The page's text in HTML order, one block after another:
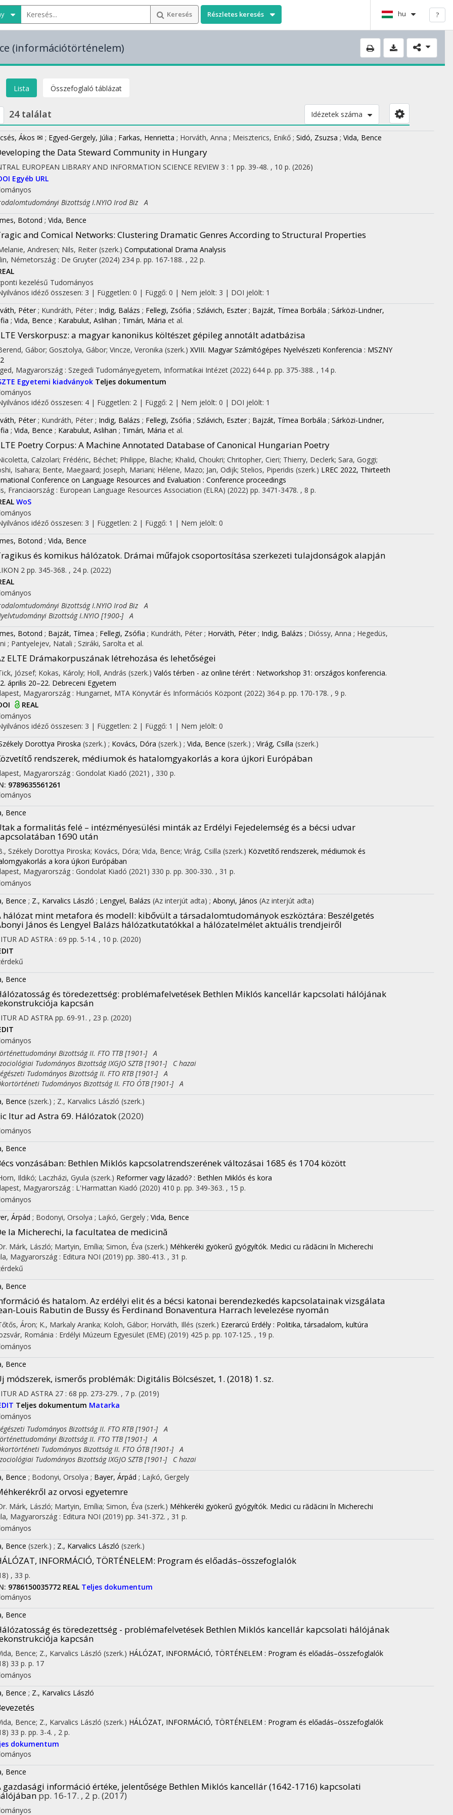
Keresés Részletes keresés hu ?
(információtörténelem)
Lista Összefoglaló táblázat
24 találat Idézetek száma
Ákos ✉ ; Egyed-Gergely, Júlia ; Farkas, Henrietta ; Horváth, Anna ; Meiszterics, Enikő ; Sidó, Zsuzsa ; Vida, Bence
the Data Steward Community in Hungary
EUROPEAN LIBRARY AND INFORMATION SCIENCE REVIEW 3 : 1 pp. 39-48. , 10 p. (2026)
Egyéb URL
Bizottság I.NYIO Irod Biz A
Botond ; Vida, Bence
and Comical Networks: Clustering Dramatic Genres According to Structural Properties
Andresen; Nils, Reiter (szerk.) Computational Drama Analysis
Németország : De Gruyter (2024) 234 p. pp. 167-188. , 22 p.
kezelésű Tudományos
idéző összesen: 3 | Független: 0 | Függő: 0 | Nem jelölt: 3 | DOI jelölt: 1
Péter ; Kundráth, Péter ; Indig, Balázs ; Fellegi, Zsófia ; Szlávich, Eszter ; Bajzát, Tímea Borbála ; Sárközi-Lindner,
; Vida, Bence ; Karabulut, Aslihan ; Timári, Mária et al.
Verskorpusz: a magyar kanonikus költészet gépileg annotált adatbázisa
Gábor; Gosztolya, Gábor; Vincze, Veronika (szerk.) XVIII. Magyar Számítógépes Nyelvészeti Konferencia : MSZNY
Magyarország : Szegedi Tudományegyetem, Informatikai Intézet (2022) 644 p. pp. 375-388. , 14 p.
Egyetemi kiadványok Teljes dokumentum
idéző összesen: 4| Független: 2 | Függő: 2 | Nem jelölt: 0 | DOI jelölt: 1
Péter ; Kundráth, Péter ; Indig, Balázs ; Fellegi, Zsófia ; Szlávich, Eszter ; Bajzát, Tímea Borbála ; Sárközi-Lindner,
; Vida, Bence ; Karabulut, Aslihan ; Timári, Mária et al.
Poetry Corpus: A Machine Annotated Database of Canonical Hungarian Poetry
Calzolari; Frédéric, Béchet; Philippe, Blache; Khalid, Choukri; Chritopher, Cieri; Thierry, Declerk; Sara, Goggi;
Isahara; Bente, Maegaard; Joseph, Mariani; Hélene, Mazo; Jan, Odijk; Stelios, Piperidis (szerk.) LREC 2022, Thirteeth
Conference on Language Resources and Evaluation : Conference proceedings
Franciaország : European Language Resources Association (ELRA) (2022) pp. 3471-3478. , 8 p.
WoS
idéző összesen: 3 | Független: 2 | Függő: 1 | Nem jelölt: 0
Botond ; Vida, Bence
és komikus hálózatok. Drámai műfajok csoportosítása szerkezeti tulajdonságok alapján
2 pp. 345-368. , 24 p. (2022)
Bizottság I.NYIO Irod Biz A
Bizottság I.NYIO [1900-] A
Botond ; Bajzát, Tímea ; Fellegi, Zsófia ; Kundráth, Péter ; Horváth, Péter ; Indig, Balázs ; Dióssy, Anna ; Hegedüs,
; Pantyelejev, Natali ; Sziráki, Sarolta et al.
ELTE Drámakorpuszának létrehozása és lehetőségei
József; Kokas, Károly; Holl, András (szerk.) Valós térben - az online térért : Networkshop 31: országos konferencia.
április 20–22. Debreceni Egyetem
Magyarország : Hungarnet, MTA Könyvtár és Információs Központ (2022) 364 p. pp. 170-178. , 9 p.
REAL
idéző összesen: 3 | Független: 2 | Függő: 1 | Nem jelölt: 0
Dorottya Piroska (szerk.) ; Kovács, Dóra (szerk.) ; Vida, Bence (szerk.) ; Virág, Csilla (szerk.)
rendszerek, médiumok és hatalomgyakorlás a kora újkori Európában
Magyarország : Gondolat Kiadó (2021) , 330 p.
9789635561261
Bence
a formalitás felé – intézményesülési minták az Erdélyi Fejedelemség és a bécsi udvar
1690 után
Székely Dorottya Piroska; Kovács, Dóra; Vida, Bence; Virág, Csilla (szerk.) Közvetítő rendszerek, médiumok és
a kora újkori Európában
Magyarország : Gondolat Kiadó (2021) 330 p. pp. 300-330. , 31 p.
Bence ; Z., Karvalics László ; Lengyel, Balázs (Az interjút adta) ; Abonyi, János (Az interjút adta)
hálózat mint metafora és modell: kibővült a társadalomtudományok eszköztára: Beszélgetés
János és Lengyel Balázs hálózatkutatókkal a hálózatelmélet aktuális trendjeiről
AD ASTRA : 69 pp. 5-14. , 10 p. (2020)
Bence
és töredezettség: problémafelvetések Bethlen Miklós kancellár kapcsolati hálójának
kapcsán
AD ASTRA pp. 69-91. , 23 p. (2020)
Bizottság II. FTO TTB [1901-] A
Tudományos Bizottság IXGJO SZTB [1901-] C hazai
Tudományos Bizottság II. FTO RTB [1901-] A
Tudományos Bizottság II. FTO ÓTB [1901-] A
Bence (szerk.) ; Z., Karvalics László (szerk.)
Itur ad Astra 69. Hálózatok(2020)
Bence
vonzásában: Bethlen Miklós kapcsolatrendszerének változásai 1685 és 1704 között
Ildikó; Laczházi, Gyula (szerk.) Reformer vagy lázadó? : Bethlen Miklós és kora
Magyarország : L'Harmattan Kiadó (2020) 410 p. pp. 349-363. , 15 p.
Árpád ; Bodonyi, Orsolya ; Lajkó, Gergely ; Vida, Bence
la Micherechi, la facultatea de medicină
Márk, László; Martyin, Emília; Simon, Éva (szerk.) Méhkeréki gyökerű gyógyítók. Medici cu rădăcini în Micherechi
Magyarország : Editura NOI (2019) pp. 380-413. , 31 p.
Bence
és hatalom. Az erdélyi elit és a bécsi katonai berendezkedés kapcsolatainak vizsgálata
Louis Rabutin de Bussy és Ferdinand Bonaventura Harrach levelezése nyomán
Áron; K., Markaly Aranka; Koloh, Gábor; Horváth, Illés (szerk.) Ezerarcú Erdély : Politika, társadalom, kultúra
Románia : Erdélyi Múzeum Egyesület (EME) (2019) 425 p. pp. 107-125. , 19 p.
Bence
módszerek, ismerős problémák: Digitális Bölcsészet, 1. (2018) 1. sz.
AD ASTRA 27 : 68 pp. 273-279. , 7 p. (2019)
Teljes dokumentum Matarka
Tudományos Bizottság II. FTO RTB [1901-] A
Bizottság II. FTO TTB [1901-] A
Tudományos Bizottság II. FTO ÓTB [1901-] A
Tudományos Bizottság IXGJO SZTB [1901-] C hazai
Bence ; Bodonyi, Orsolya ; Bayer, Árpád ; Lajkó, Gergely
az orvosi egyetemre
Márk, László; Martyin, Emília; Simon, Éva (szerk.) Méhkeréki gyökerű gyógyítók. Medici cu rădăcini în Micherechi
Magyarország : Editura NOI (2019) pp. 341-372. , 31 p.
Bence (szerk.) ; Z., Karvalics László (szerk.)
INFORMÁCIÓ, TÖRTÉNELEM: Program és előadás–összefoglalók
, 33 p.
9786150035772 REAL Teljes dokumentum
Bence
és töredezettség - problémafelvetések Bethlen Miklós kancellár kapcsolati hálójának
kapcsán
Bence; Z., Karvalics László (szerk.) HÁLÓZAT, INFORMÁCIÓ, TÖRTÉNELEM : Program és előadás–összefoglalók
33 p. p. 17
Bence ; Z., Karvalics László
Bence; Z., Karvalics László (szerk.) HÁLÓZAT, INFORMÁCIÓ, TÖRTÉNELEM : Program és előadás–összefoglalók
33 p. pp. 3-4. , 2 p.
dokumentum
Bence
gazdasági információ értéke, jelentősége Bethlen Miklós kancellár (1642-1716) kapcsolati
pp. 16-17. , 2 p. (2017)